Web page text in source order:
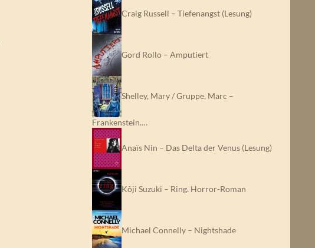
Craig Russell – Tiefenangst (Lesung)
Gord Rollo – Amputiert
Shelley, Mary / Gruppe, Marc –
Frankenstein.…
Anaïs Nin – Das Delta der Venus (Lesung)
Kôji Suzuki – Ring. Horror-Roman
Michael Connelly – Nightshade